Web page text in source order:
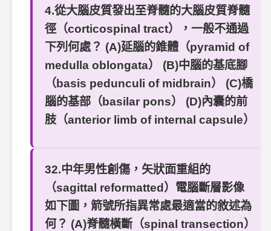
4.從大腦皮質發出至脊髓的大腦皮質脊髓
徑（corticospinal tract），一般不通過
下列何處？ (A)延腦的錐體（pyramid of
medulla oblongata） (B)中腦的基底腳
（basis pedunculi of midbrain） (C)橋
腦的基部（basilar pons） (D)內囊的前
肢（anterior limb of internal capsule）
32.中年男性創傷，矢狀面重組的
（sagittal reformatted）電腦斷層影像
如下圖，箭號所指異常處最適當的敘述為
何？ (A)脊髓橫斷（spinal transection）